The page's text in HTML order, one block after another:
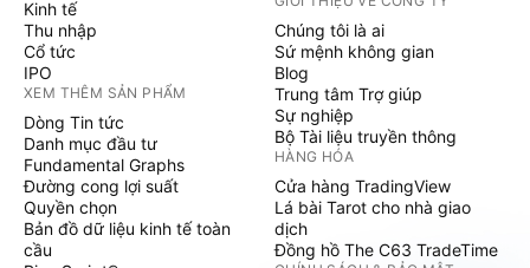
Kinh tế
Thu nhập
Cổ tức
IPO
XEM THÊM SẢN PHẨM
Dòng Tin tức
Danh mục đầu tư
Fundamental Graphs
Đường cong lợi suất
Quyền chọn
Bản đồ dữ liệu kinh tế toàn
cầu
Chúng tôi là ai
Sứ mệnh không gian
Blog
Trung tâm Trợ giúp
Sự nghiệp
Bộ Tài liệu truyền thông
HÀNG HÓA
Cửa hàng TradingView
Lá bài Tarot cho nhà giao
dịch
Đồng hồ The C63 TradeTime